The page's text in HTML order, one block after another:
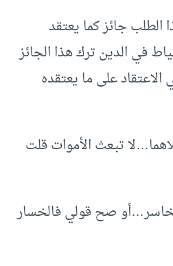
جائز كما يعتقد
في الدين ترك هذا الجائز
على ما يعتقده
تبـعث الأموات قلت
صح قولي فالخسار